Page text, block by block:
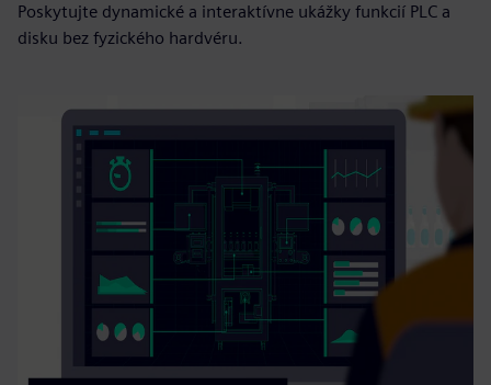
Poskytujte dynamické a interaktívne ukážky funkcií PLC a
disku bez fyzického hardvéru.